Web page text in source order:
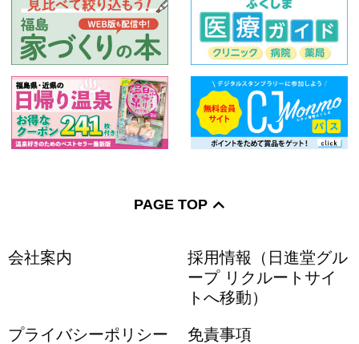
PAGE TOP
会社案内
採用情報（日進堂グル
ープ リクルートサイ
トへ移動）
プライバシーポリシー 免責事項